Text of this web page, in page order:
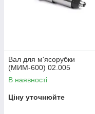
Вал для м'ясорубки
(МИМ-600) 02.005
В наявності
Ціну уточнюйте